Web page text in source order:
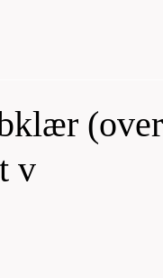
(over
v